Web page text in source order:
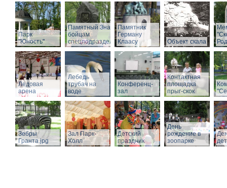
Парк
"Юность"
Памятный Знак
бойцам
спецподразделений
Памятник
Герману
Клаасу
Объект скала
Ледовая
арена
Лебедь
трубач на
воде
Конференц-
зал
Контактная
площадка
прыг-скок
Зебры
Гранта.jpg
Зал Парк-
Холл
Детский
праздник
День
рождение в
зоопарке